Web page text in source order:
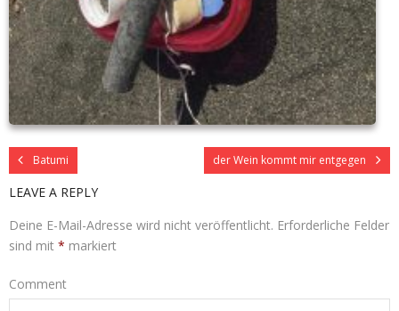
Batumi der Wein kommt mir entgegen
LEAVE A REPLY
Deine E-Mail-Adresse wird nicht veröffentlicht. Erforderliche Felder
sind mit * markiert
Comment